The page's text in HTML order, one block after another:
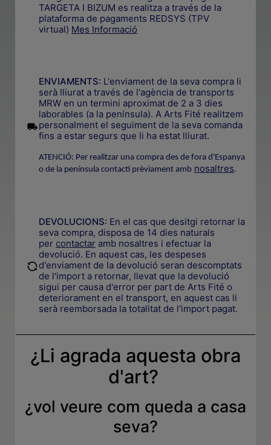
TARGETA I BIZUM es realitza a través de la
plataforma de pagaments REDSYS (TPV
virtual) Mes Informació
ENVIAMENTS: L'enviament de la seva compra li
serà lliurat a través de l'agència de transports
MRW en un termini aproximat de 2 a 3 dies
laborables (a la península). A Arts Fité realitzem
personalment el seguiment de la seva comanda
fins a estar segurs que li ha estat lliurat.
ATENCIÓ: Per realitzar una compra des de fora d'Espanya
o de la península contacti prèviament amb nosaltres.
DEVOLUCIONS: En el cas que desitgi retornar la
seva compra, disposa de 14 dies naturals
per contactar amb nosaltres i efectuar la
devolució. En aquest cas, les despeses
d'enviament de la devolució seran descomptats
de l'import a retornar, llevat que la devolució
sigui per causa d'error per part de Arts Fité o
deteriorament en el transport, en aquest cas li
serà reemborsada la totalitat de l'import pagat.
¿Li agrada aquesta obra
d'art?
¿vol veure com queda a casa
seva?